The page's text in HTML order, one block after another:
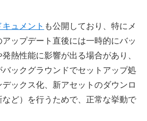
ュメント も公開しており、特にメ
ップデート直後には一時的にバッ
熱性能に影響が出る場合があり、
バックグラウンドでセットアップ処
ックス化、新アセットのダウンロ
ど）を行うためで、正常な挙動で